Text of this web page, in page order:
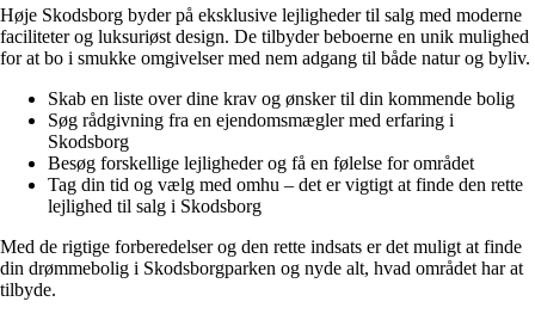
Høje Skodsborg byder på eksklusive lejligheder til salg med moderne
faciliteter og luksuriøst design. De tilbyder beboerne en unik mulighed
for at bo i smukke omgivelser med nem adgang til både natur og byliv.
Skab en liste over dine krav og ønsker til din kommende bolig
Søg rådgivning fra en ejendomsmægler med erfaring i
Skodsborg
Besøg forskellige lejligheder og få en følelse for området
Tag din tid og vælg med omhu – det er vigtigt at finde den rette
lejlighed til salg i Skodsborg
Med de rigtige forberedelser og den rette indsats er det muligt at finde
din drømmebolig i Skodsborgparken og nyde alt, hvad området har at
tilbyde.